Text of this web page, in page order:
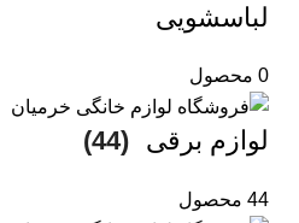
لباسشویی
0 محصول
لوازم برقی (44)
44 محصول